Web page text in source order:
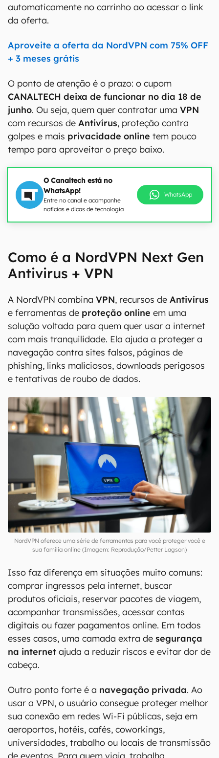
automaticamente no carrinho ao acessar o link
da oferta.
Aproveite a oferta da NordVPN com 75% OFF
+ 3 meses grátis
O ponto de atenção é o prazo: o cupom
CANALTECH deixa de funcionar no dia 18 de
junho. Ou seja, quem quer contratar uma VPN
com recursos de Antivírus, proteção contra
golpes e mais privacidade online tem pouco
tempo para aproveitar o preço baixo.
O Canaltech está no
WhatsApp!
Entre no canal e acompanhe
notícias e dicas de tecnologia
WhatsApp
Como é a NordVPN Next Gen
Antivirus + VPN
A NordVPN combina VPN, recursos de Antivírus
e ferramentas de proteção online em uma
solução voltada para quem quer usar a internet
com mais tranquilidade. Ela ajuda a proteger a
navegação contra sites falsos, páginas de
phishing, links maliciosos, downloads perigosos
e tentativas de roubo de dados.
NordVPN oferece uma série de ferramentas para você proteger você e
sua família online (Imagem: Reprodução/Petter Lagson)
Isso faz diferença em situações muito comuns:
comprar ingressos pela internet, buscar
produtos oficiais, reservar pacotes de viagem,
acompanhar transmissões, acessar contas
digitais ou fazer pagamentos online. Em todos
esses casos, uma camada extra de segurança
na internet ajuda a reduzir riscos e evitar dor de
cabeça.
Outro ponto forte é a navegação privada. Ao
usar a VPN, o usuário consegue proteger melhor
sua conexão em redes Wi-Fi públicas, seja em
aeroportos, hotéis, cafés, coworkings,
universidades, trabalho ou locais de transmissão